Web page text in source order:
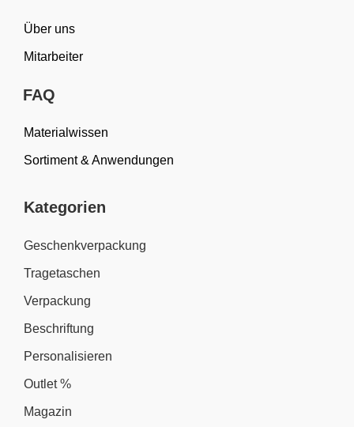
Über uns
Mitarbeiter
FAQ
Materialwissen
Sortiment & Anwendungen
Kategorien
Geschenkverpackung
Tragetaschen
Verpackung
Beschriftung
Personalisieren
Outlet %
Magazin